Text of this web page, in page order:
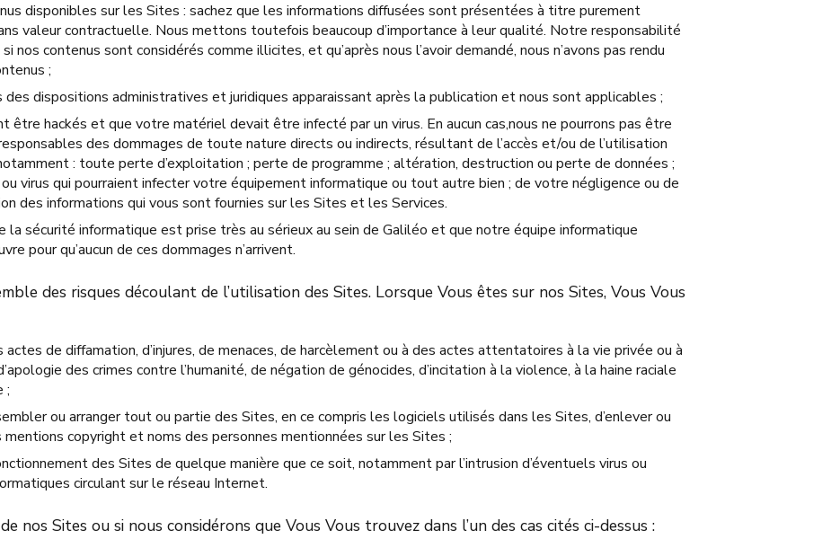
disponibles sur les Sites : sachez que les informations diffusées sont présentées à titre purement
valeur contractuelle. Nous mettons toutefois beaucoup d’importance à leur qualité. Notre responsabilité
nos contenus sont considérés comme illicites, et qu’après nous l’avoir demandé, nous n’avons pas rendu
;
des dispositions administratives et juridiques apparaissant après la publication et nous sont applicables ;
être hackés et que votre matériel devait être infecté par un virus. En aucun cas,nous ne pourrons pas être
des dommages de toute nature directs ou indirects, résultant de l’accès et/ou de l’utilisation
: toute perte d’exploitation ; perte de programme ; altération, destruction ou perte de données ;
virus qui pourraient infecter votre équipement informatique ou tout autre bien ; de votre négligence ou de
des informations qui vous sont fournies sur les Sites et les Services.
sécurité informatique est prise très au sérieux au sein de Galiléo et que notre équipe informatique
pour qu’aucun de ces dommages n’arrivent.
des risques découlant de l’utilisation des Sites. Lorsque Vous êtes sur nos Sites, Vous Vous
actes de diffamation, d’injures, de menaces, de harcèlement ou à des actes attentatoires à la vie privée ou à
des crimes contre l’humanité, de négation de génocides, d’incitation à la violence, à la haine raciale
;
ou arranger tout ou partie des Sites, en ce compris les logiciels utilisés dans les Sites, d’enlever ou
mentions copyright et noms des personnes mentionnées sur les Sites ;
des Sites de quelque manière que ce soit, notamment par l’intrusion d’éventuels virus ou
circulant sur le réseau Internet.
nos Sites ou si nous considérons que Vous Vous trouvez dans l’un des cas cités ci-dessus :